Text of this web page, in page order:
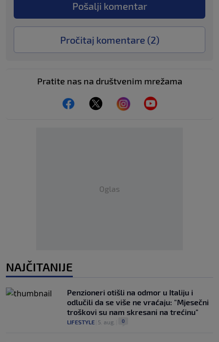
Pošalji komentar
Pročitaj komentare (2)
Pratite nas na društvenim mrežama
Oglas
NAJČITANIJE
Penzioneri otišli na odmor u Italiju i
odlučili da se više ne vraćaju: "Mjesečni
troškovi su nam skresani na trećinu"
LIFESTYLE 5. aug. 0